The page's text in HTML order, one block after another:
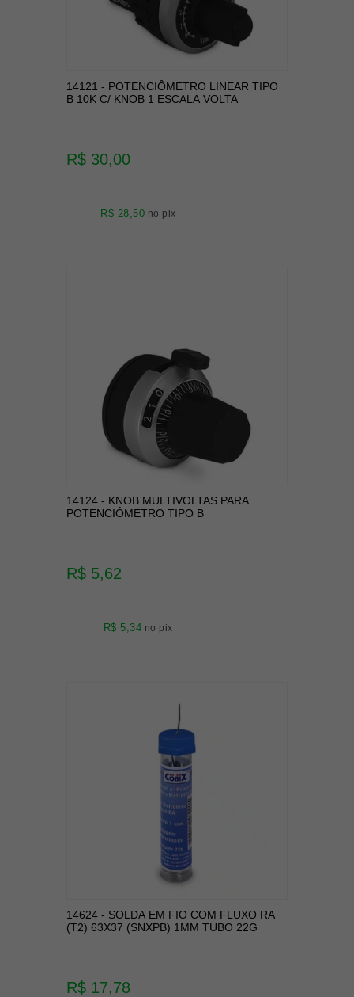
14121 - POTENCIÔMETRO LINEAR TIPO
B 10K C/ KNOB 1 ESCALA VOLTA
R$ 30,00
R$ 28,50 no pix
14124 - KNOB MULTIVOLTAS PARA
POTENCIÔMETRO TIPO B
R$ 5,62
R$ 5,34 no pix
14624 - SOLDA EM FIO COM FLUXO RA
(T2) 63X37 (SNXPB) 1MM TUBO 22G
R$ 17,78